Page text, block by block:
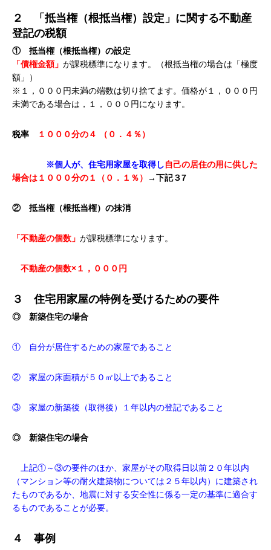
２ 「抵当権（根抵当権）設定」に関する不動産
登記の税額
① 抵当権（根抵当権）の設定
「債権金額」 が課税標準になります。（根抵当権の場合は「極度
額」）
※１，０００円未満の端数は切り捨てます。価格が１，０００円
未満である場合は，１，０００円になります。
税率 １０００分の４ （０．４％）
※個人が、住宅用家屋を取得し自己の居住の用に供した
場合は１０００分の１（０．１％）
→下記３7
② 抵当権（根抵当権）の抹消
「不動産の個数」 が課税標準になります。
不動産の個数×１，０００円
３ 住宅用家屋の特例を受けるための要件
◎ 新築住宅の場合
① 自分が居住するための家屋であること
② 家屋の床面積が５０㎡以上であること
③ 家屋の新築後（取得後）１年以内の登記であること
◎ 新築住宅の場合
上記①～③の要件のほか、家屋がその取得日以前２０年以内
（マンション等の耐火建築物については２５年以内）に建築され
たものであるか、地震に対する安全性に係る一定の基準に適合す
るものであることが必要。
４ 事例